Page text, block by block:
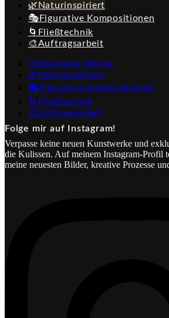
🌿Naturinspiriert
🎭Figurative Kompositionen
🌀Fließtechnik
🎨Auftragsarbeit
🎨Abstrakte Werke
🌿Naturinspiriert
🎭Figurative Kompositionen
🌀Fließtechnik
🎨Auftragsarbeit
Folge mir auf Instagram!
Verpasse keine neuen Kunstwerke und
die Kulissen. Auf meinem Instagram-Profil
meine neuesten Bilder, kreative Prozesse